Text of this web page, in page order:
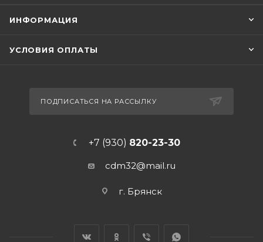
ИНФОРМАЦИЯ
УСЛОВИЯ ОПЛАТЫ
ПОДПИСАТЬСЯ НА РАССЫЛКУ
+7 (930) 820-23-30
cdm32@mail.ru
г. Брянск